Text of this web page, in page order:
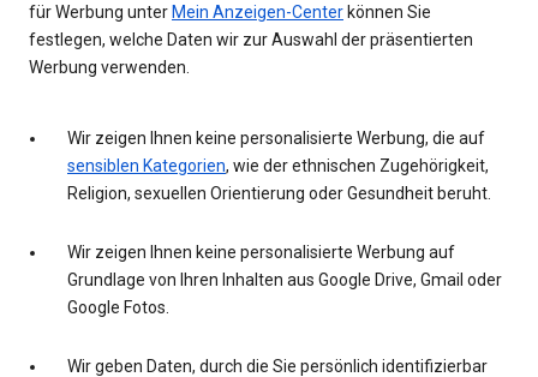
für Werbung unter Mein Anzeigen-Center können Sie
festlegen, welche Daten wir zur Auswahl der präsentierten
Werbung verwenden.
Wir zeigen Ihnen keine personalisierte Werbung, die auf
sensiblen Kategorien, wie der ethnischen Zugehörigkeit,
Religion, sexuellen Orientierung oder Gesundheit beruht.
Wir zeigen Ihnen keine personalisierte Werbung auf
Grundlage von Ihren Inhalten aus Google Drive, Gmail oder
Google Fotos.
Wir geben Daten, durch die Sie persönlich identifizierbar